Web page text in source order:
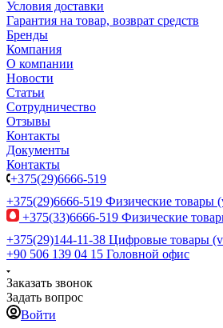
Условия доставки
Гарантия на товар, возврат средств
Бренды
Компания
О компании
Новости
Статьи
Сотрудничество
Отзывы
Контакты
Документы
Контакты
+375(29)6666-519
+375(29)6666-519 Физические товары
+375(33)6666-519 Физические
+375(29)144-11-38 Цифровые товары
+90 506 139 04 15 Головной офис
Заказать звонок
Задать вопрос
Войти